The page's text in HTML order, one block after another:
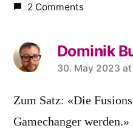
2 Comments
Dominik
says:
30. May 2023 at
Zum Satz: «Die
Gamechanger